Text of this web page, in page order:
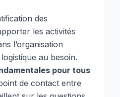
des
les activités
l’organisation
au besoin.
pour tous
de contact entre